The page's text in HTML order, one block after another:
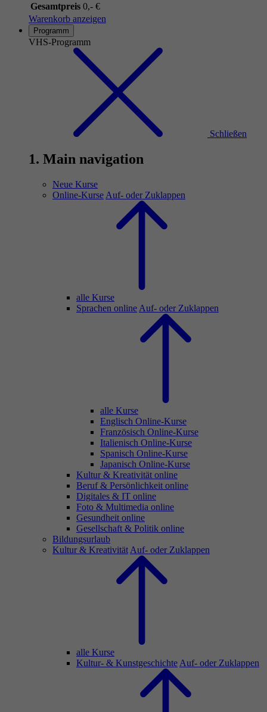
Gesamtpreis 0,- €
Warenkorb anzeigen
Programm
VHS-Programm
Schließen
1. Main navigation
Neue Kurse
Online-Kurse Auf- oder Zuklappen
alle Kurse
Sprachen online Auf- oder Zuklappen
alle Kurse
Englisch Online-Kurse
Französisch Online-Kurse
Italienisch Online-Kurse
Spanisch Online-Kurse
Japanisch Online-Kurse
Kultur & Kreativität online
Beruf & Persönlichkeit online
Digitales & IT online
Foto & Multimedia online
Gesundheit online
Gesellschaft & Politik online
Bildungsurlaub
Kultur & Kreativität Auf- oder Zuklappen
alle Kurse
Kultur- & Kunstgeschichte Auf- oder Zuklappen